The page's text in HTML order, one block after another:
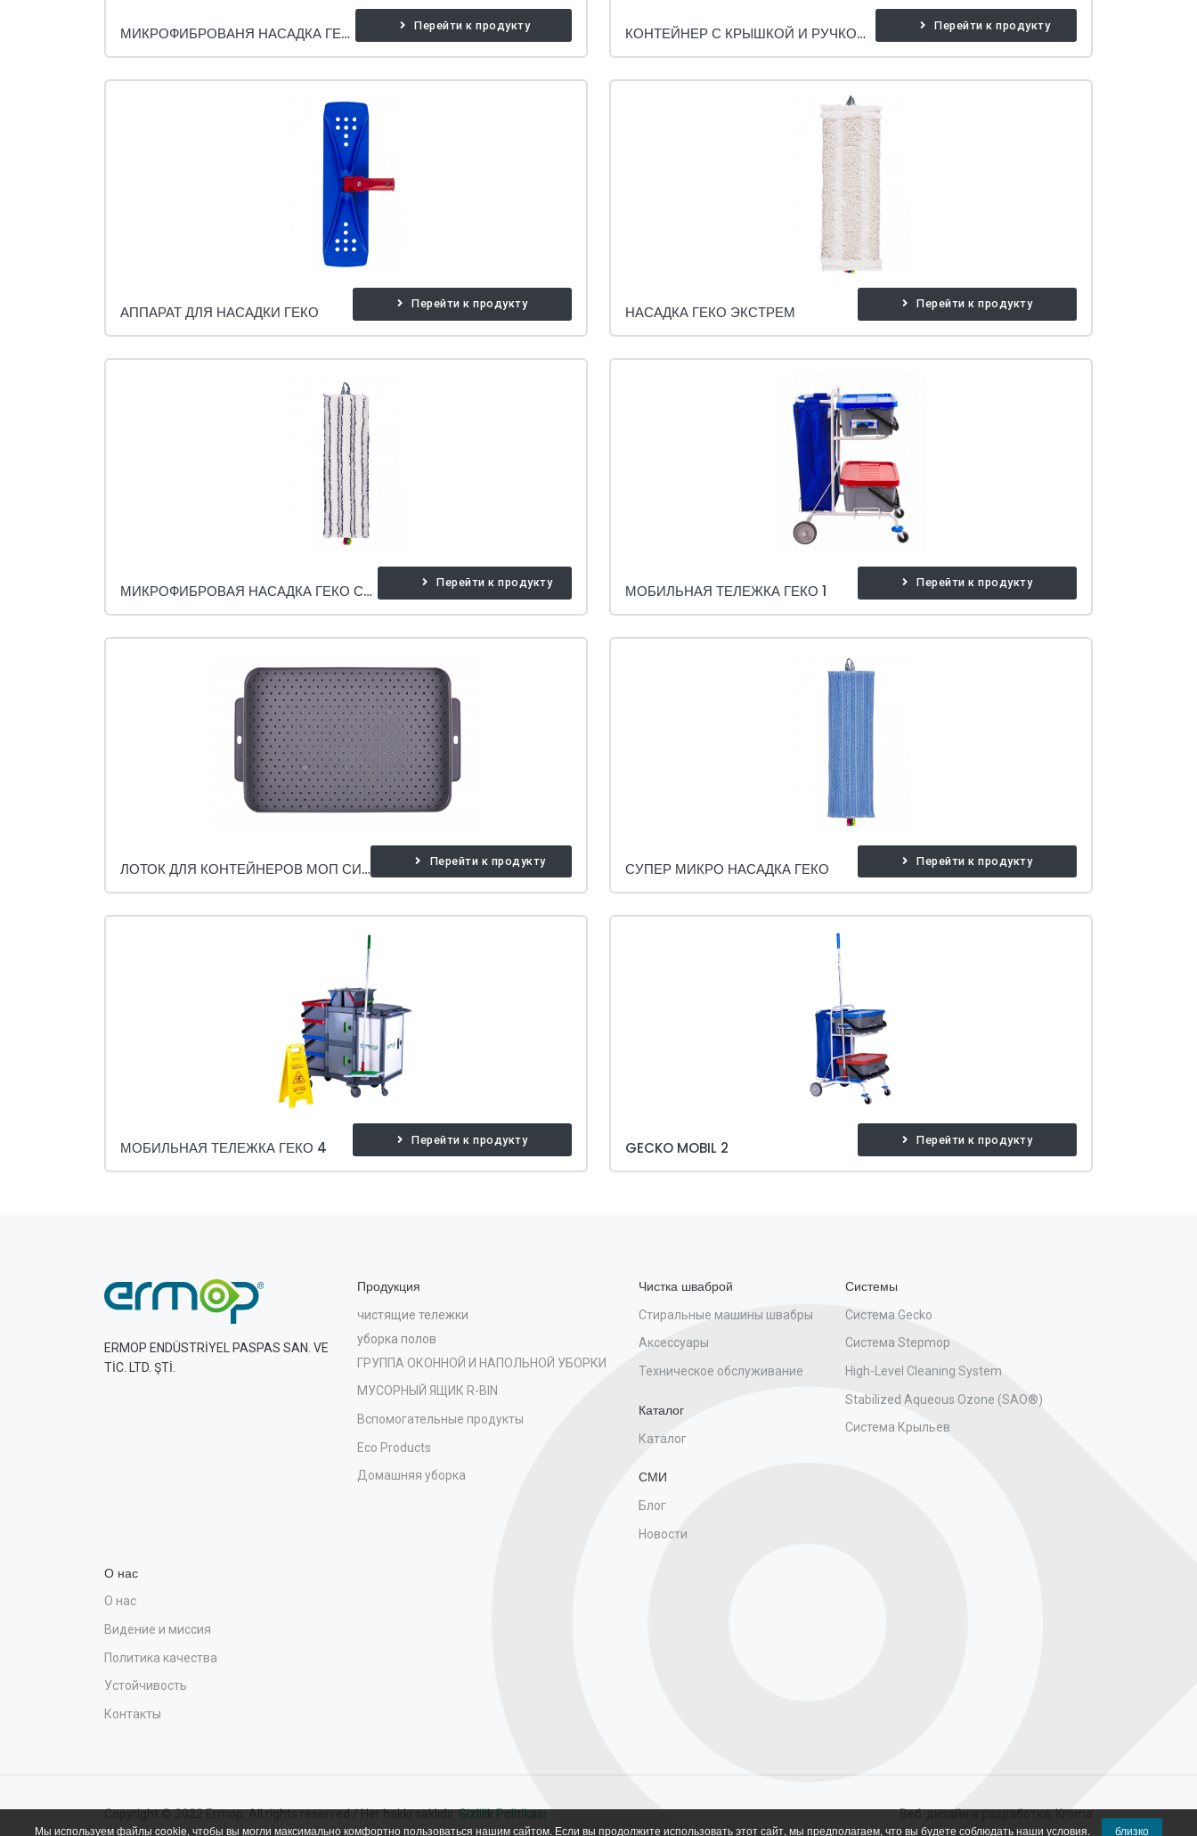
МИКРОФИБРОВАНЯ НАСАДКА ГЕКО Перейти к продукту КОНТЕЙНЕР С КРЫШКОЙ И РУЧКОЙ ERMOP Перейти к продукту
АППАРАТ ДЛЯ НАСАДКИ ГЕКО Перейти к продукту НАСАДКА ГЕКО ЭКСТРЕМ Перейти к продукту
МИКРОФИБРОВАЯ НАСАДКА ГЕКО СОФТ БРАЙТ Перейти к продукту МОБИЛЬНАЯ ТЕЛЕЖКА ГЕКО 1 Перейти к продукту
ЛОТОК ДЛЯ КОНТЕЙНЕРОВ МОП СИСТЕМ 2 Перейти к продукту СУПЕР МИКРО НАСАДКА ГЕКО Перейти к продукту
МОБИЛЬНАЯ ТЕЛЕЖКА ГЕКО 4 Перейти к продукту GECKO MOBIL 2 Перейти к продукту
ERMOP ENDÜSTRİYEL PASPAS SAN. VE
TİC. LTD. ŞTİ.
Продукция
чистящие тележки
уборка полов
ГРУППА ОКОННОЙ И НАПОЛЬНОЙ УБОРКИ
МУСОРНЫЙ ЯЩИК R-BIN
Вспомогательные продукты
Eco Products
Домашняя уборка
Чистка шваброй
Стиральные машины швабры
Аксессуары
Техническое обслуживание
Каталог
Каталог
СМИ
Блог
Новости
Системы
Система Gecko
Система Stepmop
High-Level Cleaning System
Stabilized Aqueous Ozone (SAO®)
Система Крыльев
О нас
О нас
Видение и миссия
Политика качества
Устойчивость
Контакты
Copyright © 2022 Ermop. All rights reserved / Her hakkı saklıdır.Gizlilik Politikası Веб-дизайн и разработка:Kroma
Мы используем файлы cookie, чтобы вы могли максимально комфортно пользоваться нашим сайтом. Если вы продолжите использовать этот сайт, мы предполагаем, что вы будете соблюдать наши условия. близко